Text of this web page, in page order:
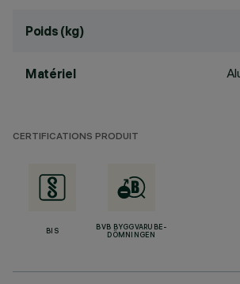
Poids (kg)
Matériel
CERTIFICATIONS PRODUIT
BIS
BVB BYGGVARUBE-
DÖMNINGEN